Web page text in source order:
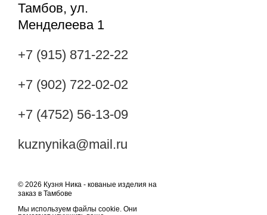
Тамбов, ул.
Менделеева 1
+7 (915) 871-22-22
+7 (902) 722-02-02
+7 (4752) 56-13-09
kuznynika@mail.ru
© 2026 Кузня Ника - кованые изделия на
заказ в Тамбове
Мы используем файлы cookie. Они